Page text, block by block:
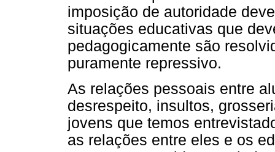
imposição de autoridade
situações educativas que
pedagogicamente são
puramente repressivo.
As relações pessoais entre
desrespeito, insultos,
jovens que temos
as relações entre eles e os